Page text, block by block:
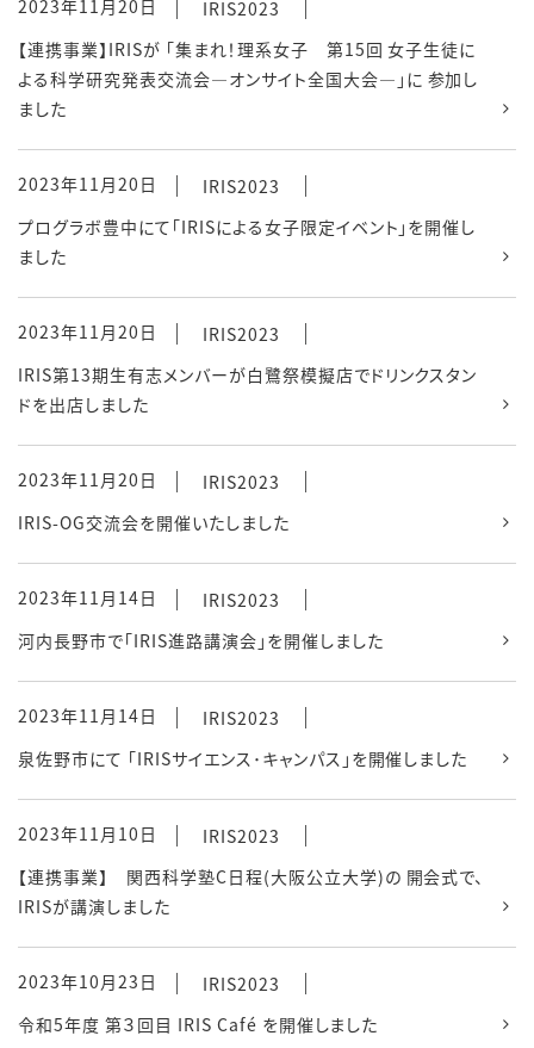
2023年11月20日
IRIS2023
【連携事業】IRISが 「集まれ！理系女子 第15回 女子生徒に
よる科学研究発表交流会―オンサイト全国大会―」に 参加し
ました
2023年11月20日
IRIS2023
プログラボ豊中にて「IRISによる女子限定イベント」を開催し
ました
2023年11月20日
IRIS2023
IRIS第13期生有志メンバーが白鷺祭模擬店でドリンクスタン
ドを出店しました
2023年11月20日
IRIS2023
IRIS-OG交流会を開催いたしました
2023年11月14日
IRIS2023
河内長野市で「IRIS進路講演会」を開催しました
2023年11月14日
IRIS2023
泉佐野市にて 「IRISサイエンス･キャンパス」を開催しました
2023年11月10日
IRIS2023
【連携事業】 関西科学塾C日程(大阪公立大学)の 開会式で、
IRISが講演しました
2023年10月23日
IRIS2023
令和5年度 第３回目 IRIS Café を開催しました